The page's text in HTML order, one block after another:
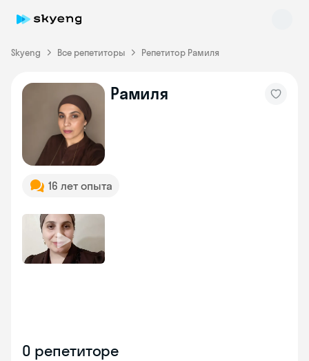
Skyeng Все репетиторы Репетитор Рамиля
Рамиля
16 лет опыта
О репетиторе
Skyeng Chat
online